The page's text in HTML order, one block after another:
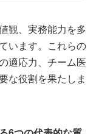
観、実務能力を多
います。これらの
適応力、チーム医
な役割を果たしま